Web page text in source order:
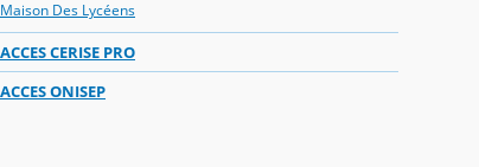
Maison Des Lycéens
ACCES CERISE PRO
ACCES ONISEP